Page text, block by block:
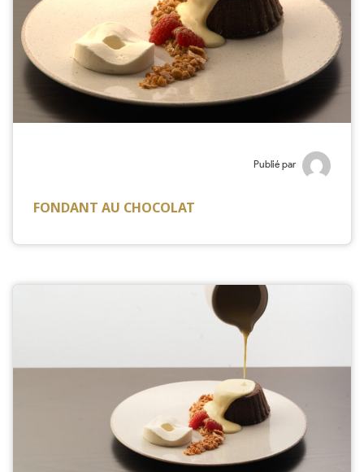
Publié par
FONDANT AU CHOCOLAT